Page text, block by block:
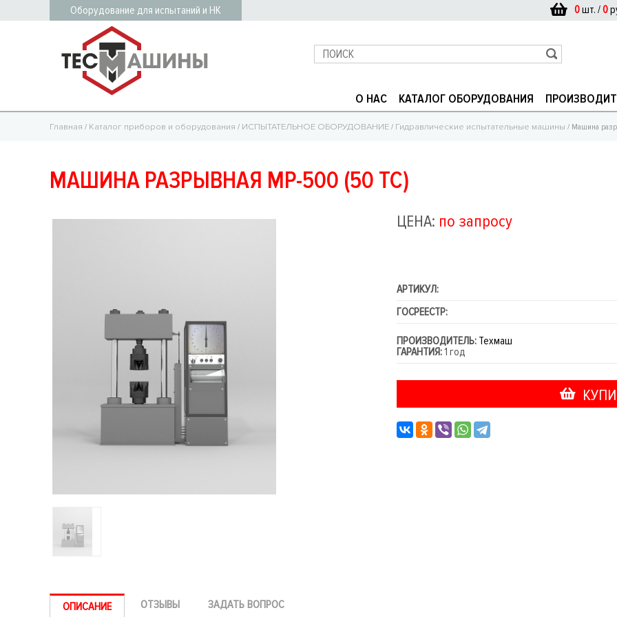
Оборудование для испытаний и НК 0шт. /0
О НАС КАТАЛОГ ОБОРУДОВАНИЯ
Главная / Каталог приборов и оборудования / ИСПЫТАТЕЛЬНОЕ ОБОРУДОВАНИЕ/ Гидравлические испытательные машины / Машина
МАШИНА РАЗРЫВНАЯ МР-500 (50 ТС)
ЦЕНА: по запросу
АРТИКУЛ:
ГОСРЕЕСТР:
ПРОИЗВОДИТЕЛЬ: Техмаш
ГАРАНТИЯ:1 год
ОПИСАНИЕ ОТЗЫВЫ ЗАДАТЬ ВОПРОС